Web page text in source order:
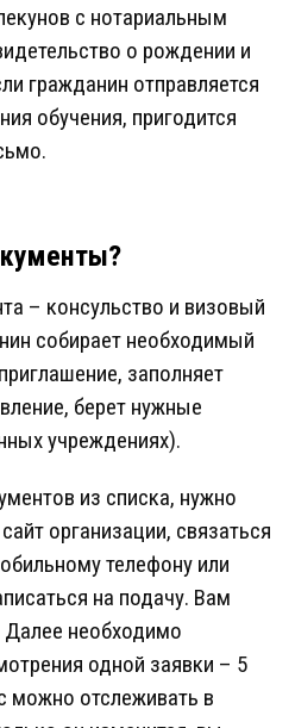
с нотариальным
о рождении и
гражданин отправляется
обучения, пригодится
– консульство и визовый
собирает необходимый
заполняет
берет нужные
учреждениях).
из списка, нужно
организации, связаться
телефону или
на подачу. Вам
Далее необходимо
одной заявки – 5
можно отслеживать в